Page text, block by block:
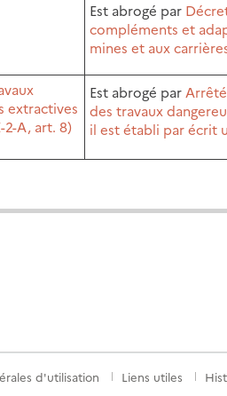
Est abrogé par
compléments et
mines et aux
extractives
A, art. 8)
Est abrogé par
des travaux
il est établi par écrit
d'utilisation Liens utiles